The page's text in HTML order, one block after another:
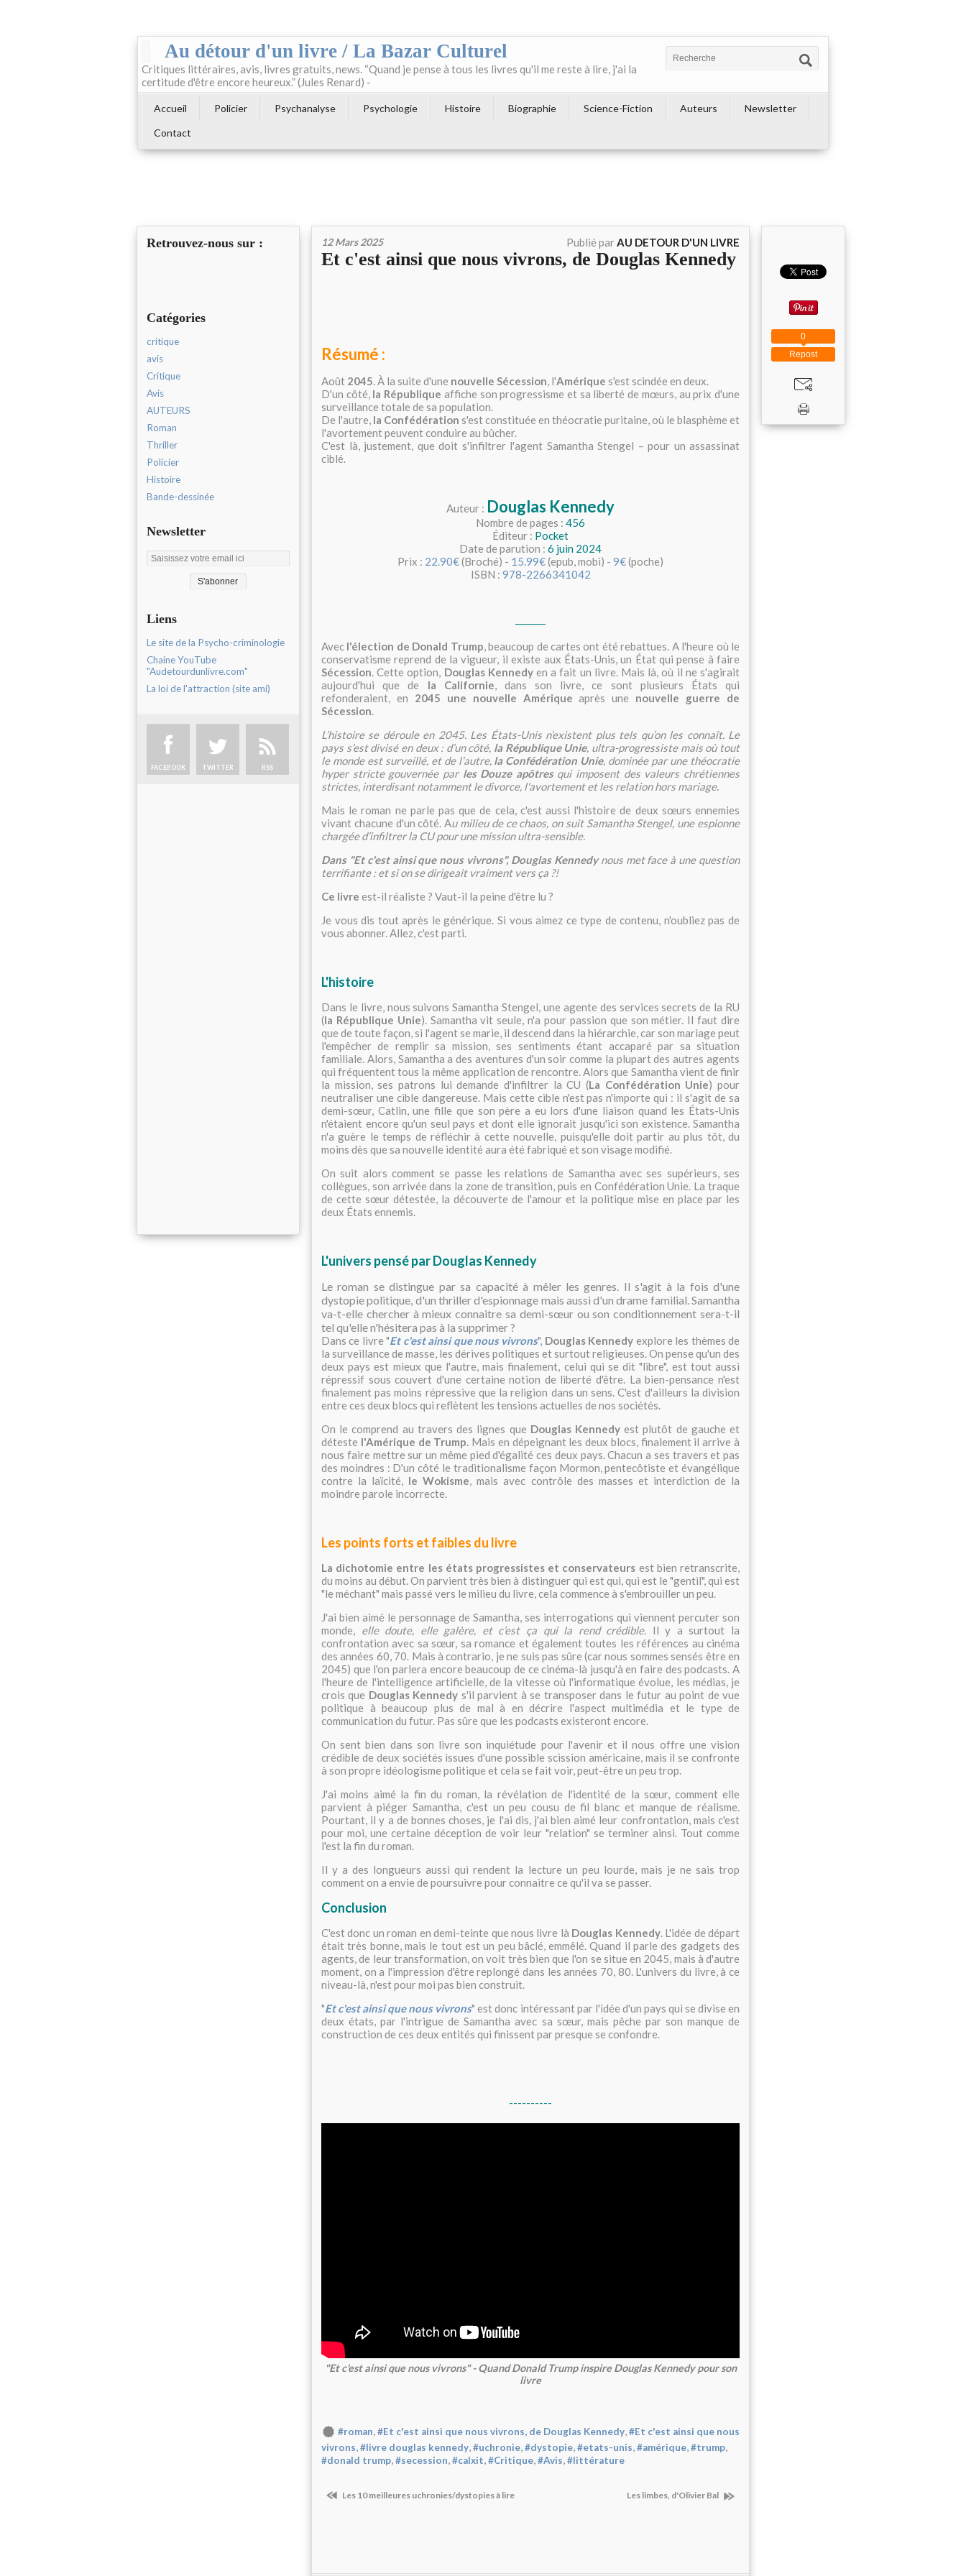
Au détour d'un livre / La Bazar Culturel
Critiques littéraires, avis, livres gratuits, news. “Quand je pense à tous les livres qu'il me reste à lire, j'ai la
certitude d'être encore heureux.” (Jules Renard) -
Accueil Policier Psychanalyse Psychologie Histoire Biographie Science-Fiction Auteurs
Newsletter
Contact
Retrouvez-nous sur :
Catégories
critique
avis
Critique
Avis
AUTEURS
Roman
Thriller
Policier
Histoire
Bande-dessinée
Newsletter
Liens
Le site de la Psycho-criminologie
Chaine YouTube
"Audetourdunlivre.com"
La loi de l'attraction (site ami)
FACEBOOK TWITTER RSS
12 Mars 2025 Publié parAU DETOUR D'UN LIVRE
Et c'est ainsi que nous vivrons, de Douglas Kennedy
Résumé :
Août 2045. À la suite d'une nouvelle Sécession, l'Amérique s'est scindée en deux.
D'un côté,la République affiche son progressisme et sa liberté de mœurs, au prix d'une
surveillance totale de sa population.
De l'autre, la Confédération s'est constituée en théocratie puritaine, où le blasphème et
l'avortement peuvent conduire au bûcher.
C'est là, justement, que doit s'infiltrer l'agent Samantha Stengel – pour un assassinat
ciblé.
Auteur : Douglas Kennedy
Nombre de pages : 456
Éditeur : Pocket
Date de parution : 6 juin 2024
Prix : 22.90€(Broché) - 15.99€(epub, mobi) - 9€(poche)
ISBN : 978-2266341042
Avec l'élection de Donald Trump, beaucoup de cartes ont été rebattues. A l'heure où le
conservatisme reprend de la vigueur, il existe aux États-Unis, un État qui pense à faire
Sécession. Cette option, Douglas Kennedyen a fait un livre. Mais là, où il ne s'agirait
aujourd'hui que de la Californie, dans son livre, ce sont plusieurs États qui
refonderaient, en 2045 une nouvelle Amérique après une nouvelle guerre de
Sécession.
L’histoire se déroule en 2045. Les États-Unis n’existent plus tels qu’on les connaît. Le
pays s’est divisé en deux : d’un côté, la République Unie, ultra-progressiste mais où tout
le monde est surveillé, et de l’autre, la Confédération Unie, dominée par une théocratie
hyper stricte gouvernée parles Douze apôtresqui imposent des valeurs chrétiennes
strictes, interdisant notamment le divorce, l'avortement et les relation hors mariage.
Mais le roman ne parle pas que de cela, c'est aussi l'histoire de deux sœurs ennemies
vivant chacune d'un côté. Au milieu de ce chaos, on suit Samantha Stengel, une espionne
chargée d’infiltrer la CU pour une mission ultra-sensible.
Dans "Et c'est ainsi que nous vivrons", Douglas Kennedy nous met face à une question
terrifiante : et si on se dirigeait vraiment vers ça ?!
Ce livre est-il réaliste ? Vaut-il la peine d'être lu ?
Je vous dis tout après le générique. Si vous aimez ce type de contenu, n'oubliez pas de
vous abonner. Allez, c'est parti.
L'histoire
Dans le livre, nous suivons Samantha Stengel, une agente des services secrets de la RU
(la République Unie). Samantha vit seule, n'a pour passion que son métier. Il faut dire
que de toute façon, si l'agent se marie, il descend dans la hiérarchie, car son mariage peut
l'empêcher de remplir sa mission, ses sentiments étant accaparé par sa situation
familiale. Alors, Samantha a des aventures d'un soir comme la plupart des autres agents
qui fréquentent tous la même application de rencontre. Alors que Samantha vient de finir
la mission, ses patrons lui demande d'infiltrer la CU (La Confédération Unie) pour
neutraliser une cible dangereuse. Mais cette cible n'est pas n'importe qui : il s'agit de sa
demi-sœur, Catlin, une fille que son père a eu lors d'une liaison quand les États-Unis
n'étaient encore qu'un seul pays et dont elle ignorait jusqu'ici son existence. Samantha
n'a guère le temps de réfléchir à cette nouvelle, puisqu'elle doit partir au plus tôt, du
moins dès que sa nouvelle identité aura été fabriqué et son visage modifié.
On suit alors comment se passe les relations de Samantha avec ses supérieurs, ses
collègues, son arrivée dans la zone de transition, puis en Confédération Unie. La traque
de cette sœur détestée, la découverte de l'amour et la politique mise en place par les
deux États ennemis.
L'univers pensé par Douglas Kennedy
Le roman se distingue par sa capacité à mêler les genres. Il s'agit à la fois d'une
dystopie politique, d'un thriller d'espionnage mais aussi d'un drame familial. Samantha
va-t-elle chercher à mieux connaitre sa demi-sœur ou son conditionnement sera-t-il
tel qu'elle n'hésitera pas à la supprimer ?
Dans ce livre "Et c'est ainsi que nous vivrons", Douglas Kennedy explore les thèmes de
la surveillance de masse, les dérives politiques et surtout religieuses. On pense qu'un des
deux pays est mieux que l'autre, mais finalement, celui qui se dit "libre", est tout aussi
répressif sous couvert d'une certaine notion de liberté d'être. La bien-pensance n'est
finalement pas moins répressive que la religion dans un sens. C'est d'ailleurs la division
entre ces deux blocs qui reflètent les tensions actuelles de nos sociétés.
On le comprend au travers des lignes que Douglas Kennedyest plutôt de gauche et
déteste l'Amérique de Trump. Mais en dépeignant les deux blocs, finalement il arrive à
nous faire mettre sur un même pied d'égalité ces deux pays. Chacun a ses travers et pas
des moindres : D'un côté le traditionalisme façon Mormon, pentecôtiste et évangélique
contre la laïcité, le Wokisme, mais avec contrôle des masses etinterdiction de la
moindre parole incorrecte.
Les points forts et faibles du livre
La dichotomie entre les états progressistes et conservateurs est bien retranscrite,
du moins au début. On parvient très bien à distinguer qui est qui, qui est le "gentil", qui est
"le méchant" mais passé vers le milieu du livre, cela commence à s'embrouiller un peu.
J'ai bien aimé le personnage de Samantha, ses interrogations qui viennent percuter son
monde, elle doute, elle galère, et c’est ça qui la rend crédible. Il y a surtout la
confrontation avec sa sœur, sa romance et également toutes les références au cinéma
des années 60, 70. Mais à contrario, je ne suis pas sûre (car nous sommes sensés être en
2045) que l'on parlera encore beaucoup de ce cinéma-là jusqu'à en faire des podcasts. A
l'heure de l'intelligence artificielle, de la vitesse où l'informatique évolue, les médias, je
crois que Douglas Kennedy s'il parvient à se transposer dans le futur au point de vue
politique à beaucoup plus de mal à en décrire l'aspect multimédia et le type de
communication du futur. Pas sûre que les podcasts existeront encore.
On sent bien dans son livre son inquiétude pour l'avenir et il nous offre une vision
crédible de deux sociétés issues d'une possible scission américaine, mais il se confronte
à son propre idéologisme politique et cela se fait voir, peut-être un peu trop.
J'ai moins aimé la fin du roman, la révélation de l'identité de la sœur, comment elle
parvient à piéger Samantha, c'est un peu cousu de fil blanc et manque de réalisme.
Pourtant, il y a de bonnes choses, je l'ai dis, j'ai bien aimé leur confrontation, mais c'est
pour moi, une certaine déception de voir leur "relation" se terminer ainsi. Tout comme
l'est la fin du roman.
Il y a des longueurs aussi qui rendent la lecture un peu lourde, mais je ne sais trop
comment on a envie de poursuivre pour connaitre ce qu'il va se passer.
Conclusion
C'est donc un roman en demi-teinte que nous livre là Douglas Kennedy. L'idée de départ
était très bonne, mais le tout est un peu bâclé, emmêlé. Quand il parle des gadgets des
agents, de leur transformation, on voit très bien que l'on se situe en 2045, mais à d'autre
moment, on a l'impression d'être replongé dans les années 70, 80. L'univers du livre, à ce
niveau-là, n'est pour moi pas bien construit.
"Et c'est ainsi que nous vivrons" est donc intéressant par l'idée d'un pays qui se divise en
deux états, par l'intrigue de Samantha avec sa sœur, mais pêche par son manque de
construction de ces deux entités qui finissent par presque se confondre.
----------
"Et c'est ainsi que nous vivrons" - Quand Donald Trump inspire Douglas Kennedy pour son
livre
#roman,#Et c'est ainsi que nous vivrons, de Douglas Kennedy,#Et c'est ainsi que nous
vivrons #livre douglas kennedy #uchronie #dystopie #etats-unis #amérique #trump
#donald trump #secession #calxit #Critique #Avis #littérature
Les 10 meilleures uchronies/dystopies à lire Les limbes, d'Olivier Bal
Repost
0